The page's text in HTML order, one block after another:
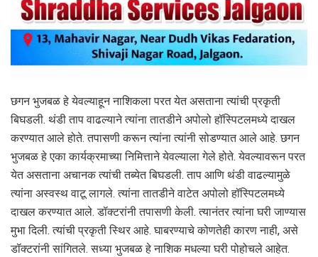
छगन भुजबळ हे येवल्याहून नाशिकला परत येत असताना त्यांची प्रकृती
बिघडली. थंडी ताप वाढल्याने त्यांना तातडीने अपोलो हॉस्पिटलमध्ये दाखल
करण्यात आले होते. तपासणी करून त्यांना त्यांनी सोडण्यात आले आहे. छगन
भुजबळ हे एका कार्यक्रमाच्या निमित्ताने येवल्याला गेले होते. येवल्यावरून परत
येत असताना अचानक त्यांची तब्येत बिघडली. ताप आणि थंडी वाढल्यामुळे
त्यांना अस्वस्थ वाटू लागले. त्यांना तातडीने वाटेत अपोलो हॉस्पिटलमध्ये
दाखल करण्यात आले. डॉक्टरांनी तपासणी केली. त्यानंतर त्यांना घरी जाण्यास
मुभा दिली. त्यांची प्रकृती स्थिर आहे. घाबरण्याचे कोणतेही कारण नाही, असे
डॉक्टरांनी सांगितले. सध्या भुजबळ हे नाशिक मधल्या घरी पोहोचले आहेत.